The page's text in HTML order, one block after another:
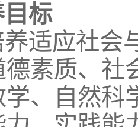
标
适应社会
素质、社
、自然科